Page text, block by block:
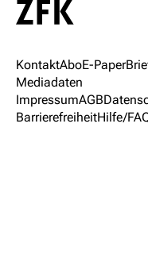
KontaktAboE-Paper
Mediadaten
ImpressumAGB
BarrierefreiheitHilfe/